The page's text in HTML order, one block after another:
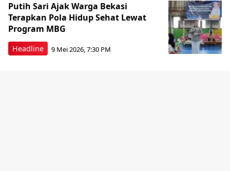
Headline
Putih Sari Ajak Warga Bekasi
Terapkan Pola Hidup Sehat Lewat
Program MBG
9 Mei 2026, 7:30 PM